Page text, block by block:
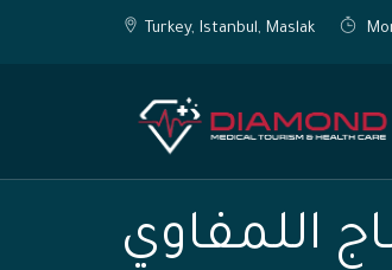
Turkey, Istanbul, Maslak
اللمفاوي